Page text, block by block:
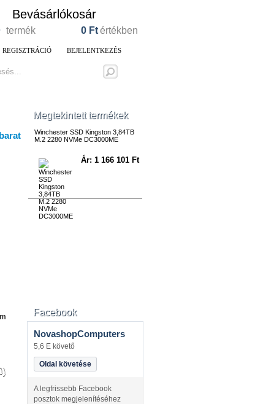
Bevásárlókosár
termék 0 Ftértékben
REGISZTRÁCIÓ BEJELENTKEZÉS
Megtekintett termékek
Winchester SSD Kingston 3,84TB
M.2 2280 NVMe DC3000ME
Ár: 1 166 101 Ft
Facebook
NovashopComputers
5,6 E követő
Oldal követése
A legfrissebb Facebook
posztok megjelenítéséhez